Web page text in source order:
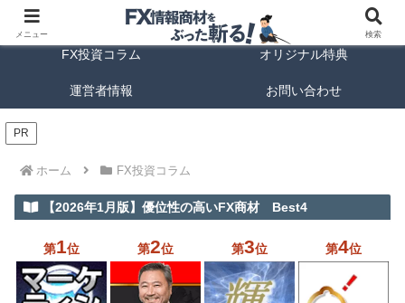
FX商材ランキング FX手法解説
FX投資コラム オリジナル特典
運営者情報 お問い合わせ
PR
ホーム FX投資コラム
【2026年1月版】優位性の高いFX商材 Best4
第1位 第2位 第3位 第4位
メニュー 検索